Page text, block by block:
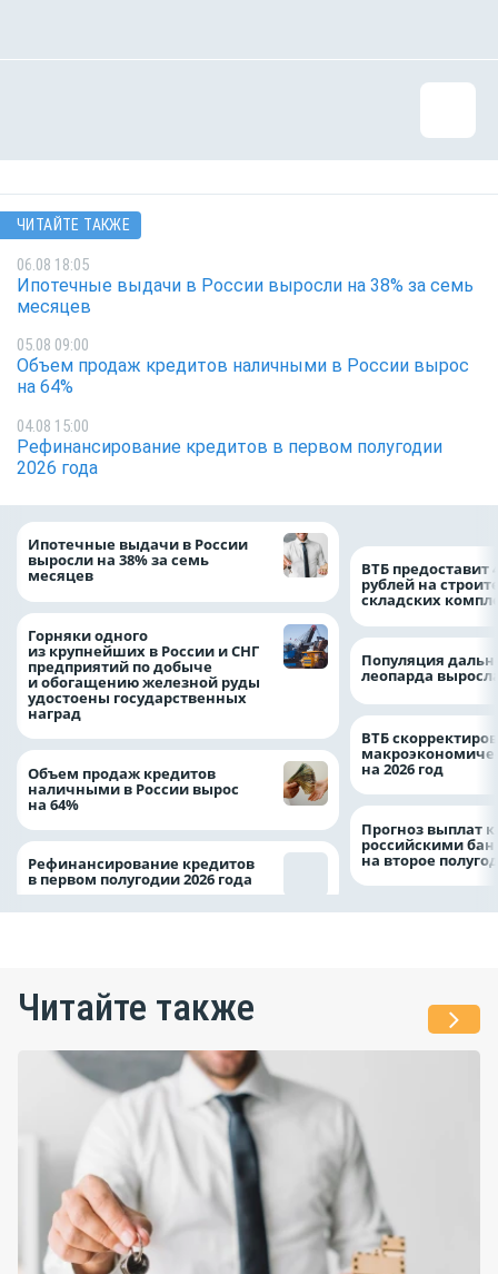
ЧИТАЙТЕ ТАКЖЕ
06.08 18:05
Ипотечные выдачи в России выросли на 38% за семь
месяцев
05.08 09:00
Объем продаж кредитов наличными в России вырос
на 64%
04.08 15:00
Рефинансирование кредитов в первом полугодии
2026 года
Ипотечные выдачи в России
выросли на 38% за семь
месяцев
Горняки одного
из крупнейших в России и СНГ
предприятий по добыче
и обогащению железной руды
удостоены государственных
наград
Объем продаж кредитов
наличными в России вырос
на 64%
Рефинансирование кредитов
в первом полугодии 2026 года
ВТБ предоставит
рублей на
складских
Популяция
леопарда
ВТБ
на 2026 год
Прогноз выплат
российскими
на второе
Читайте также